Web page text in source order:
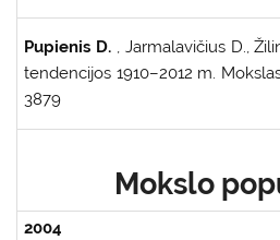
Pupienis D. , Jarmalavičius D.,
tendencijos 1910–2012 m.
3879
Mokslo
2004